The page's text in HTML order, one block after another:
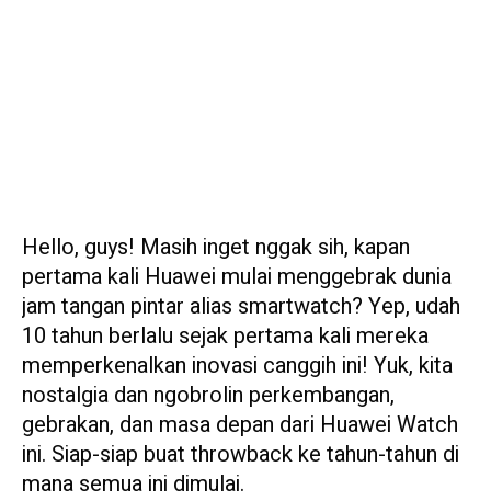
Hello, guys! Masih inget nggak sih, kapan
pertama kali Huawei mulai menggebrak dunia
jam tangan pintar alias smartwatch? Yep, udah
10 tahun berlalu sejak pertama kali mereka
memperkenalkan inovasi canggih ini! Yuk, kita
nostalgia dan ngobrolin perkembangan,
gebrakan, dan masa depan dari Huawei Watch
ini. Siap-siap buat throwback ke tahun-tahun di
mana semua ini dimulai.